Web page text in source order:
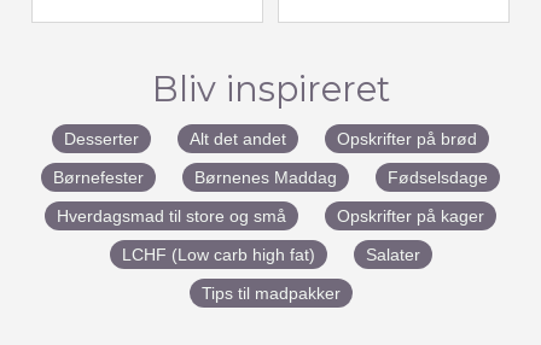
Bliv inspireret
Desserter Alt det andet
Opskrifter på brød
Børnefester
Børnenes Maddag
Fødselsdage
Hverdagsmad til store og små
Opskrifter på kager
LCHF (Low carb high fat)
Salater
Tips til madpakker